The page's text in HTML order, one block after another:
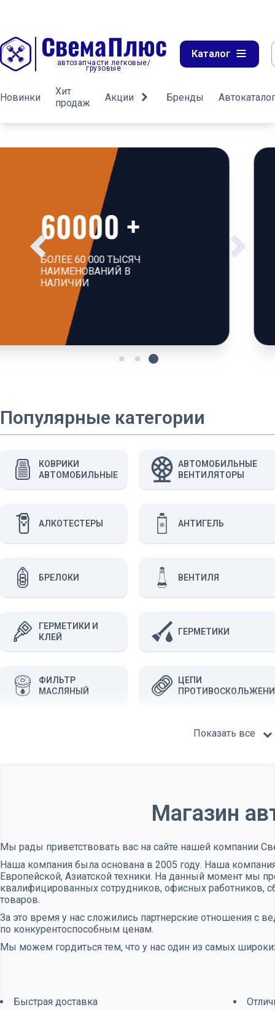
автозапчасти легковые/
грузовые
Каталог
Новинки
Хит
продаж
Акции Бренды Автокаталог
Система
адресного
хранения
Популярные категории
КОВРИКИ
АВТОМОБИЛЬНЫЕ
АВТОМОБИЛЬНЫЕ
ВЕНТИЛЯТОРЫ
АЛКОТЕСТЕРЫ АНТИГЕЛЬ
БРЕЛОКИ ВЕНТИЛЯ
ГЕРМЕТИКИ И
КЛЕЙ
ГЕРМЕТИКИ
ФИЛЬТР
МАСЛЯНЫЙ
ЦЕПИ
Показать все
Магазин
Мы рады приветствовать вас на сайте нашей компании
Наша компания была основана в 2005 году. Наша
Европейской, Азиатской техники. На данный момент мы
квалифицированных сотрудников, офисных работников,
товаров.
За это время у нас сложились партнерские отношения с
по конкурентоспособным ценам.
Мы можем гордиться тем, что у нас один из самых
Быстрая доставка